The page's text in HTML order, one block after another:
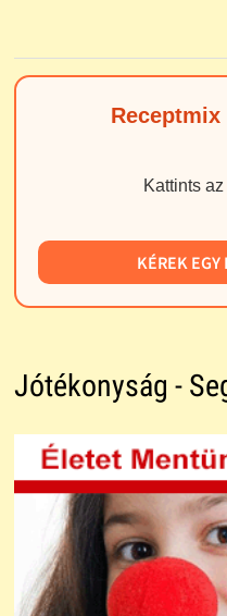
Receptmix
Kattints
KÉREK
Jótékonyság -